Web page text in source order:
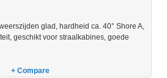
glad, hardheid ca. 40° Shore A,
geschikt voor straalkabines, goede
+ Compare